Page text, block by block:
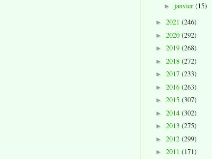
► janvier (15)
► 2021 (246)
► 2020 (292)
► 2019 (268)
► 2018 (272)
► 2017 (233)
► 2016 (263)
► 2015 (307)
► 2014 (302)
► 2013 (275)
► 2012 (299)
► 2011 (171)